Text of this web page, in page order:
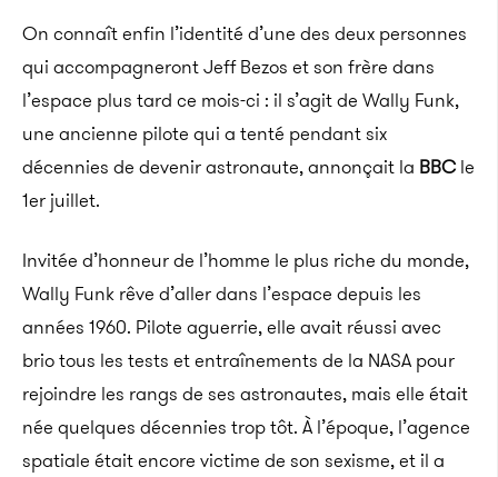
On connaît enfin l’identité d’une des deux personnes
qui accompagneront Jeff Bezos et son frère dans
l’espace plus tard ce mois-ci : il s’agit de Wally Funk,
une ancienne pilote qui a tenté pendant six
décennies de devenir astronaute, annonçait la BBC le
1er juillet.
Invitée d’honneur de l’homme le plus riche du monde,
Wally Funk rêve d’aller dans l’espace depuis les
années 1960. Pilote aguerrie, elle avait réussi avec
brio tous les tests et entraînements de la NASA pour
rejoindre les rangs de ses astronautes, mais elle était
née quelques décennies trop tôt. À l’époque, l’agence
spatiale était encore victime de son sexisme, et il a